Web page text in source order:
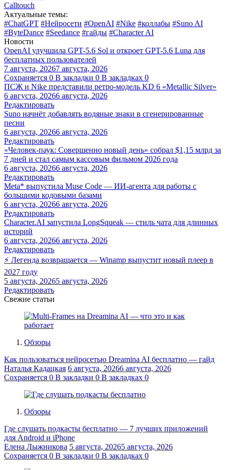
Calltouch
Актуальные темы:
#ChatGPT #Нейросети #OpenAI #Nike #коллабы #Suno AI
#ByteDance #Seedance #гайды #Character AI
Новости
OpenAI улучшила GPT-5.6 Sol и откроет GPT-5.6 Luna для
бесплатных пользователей
7 августа, 20267 августа, 2026
Сохраняется 0 В закладки 0 В закладках 0
ПСЖ и Nike представили ретро-модель KD 6 «Metallic Silver»
6 августа, 20266 августа, 2026
Редактировать
Suno начнёт добавлять водяные знаки в сгенерированные
песни
6 августа, 20266 августа, 2026
Редактировать
«Человек-паук: Совершенно новый день» собрал $1,15 млрд за
7 дней и стал самым кассовым фильмом 2026 года
6 августа, 20266 августа, 2026
Редактировать
Meta* выпустила Muse Code — ИИ-агента для работы с
большими кодовыми базами
6 августа, 20266 августа, 2026
Редактировать
Character.AI запустила LongSqueak — стиль чата для длинных
историй
6 августа, 20266 августа, 2026
Редактировать
⚡ Легенда возвращается — Winamp выпустит новый плеер в
2027 году
5 августа, 20265 августа, 2026
Редактировать
Свежие статьи
Обзоры
Как пользоваться нейросетью Dreamina AI бесплатно — гайд
Наталья Кадацкая 6 августа, 20266 августа, 2026
Сохраняется 0 В закладки 0 В закладках 0
Обзоры
Где слушать подкасты бесплатно — 7 лучших приложений
для Android и iPhone
Елена Лыжникова 5 августа, 20265 августа, 2026
Сохраняется 0 В закладки 0 В закладках 0